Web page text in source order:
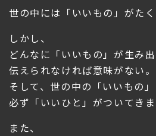
世の中には「いいもの」がたく
しかし、
どんなに「いいもの」が生み出
伝えられなければ意味がない。
そして、世の中の「いいもの」
必ず「いいひと」がついてきま
また、